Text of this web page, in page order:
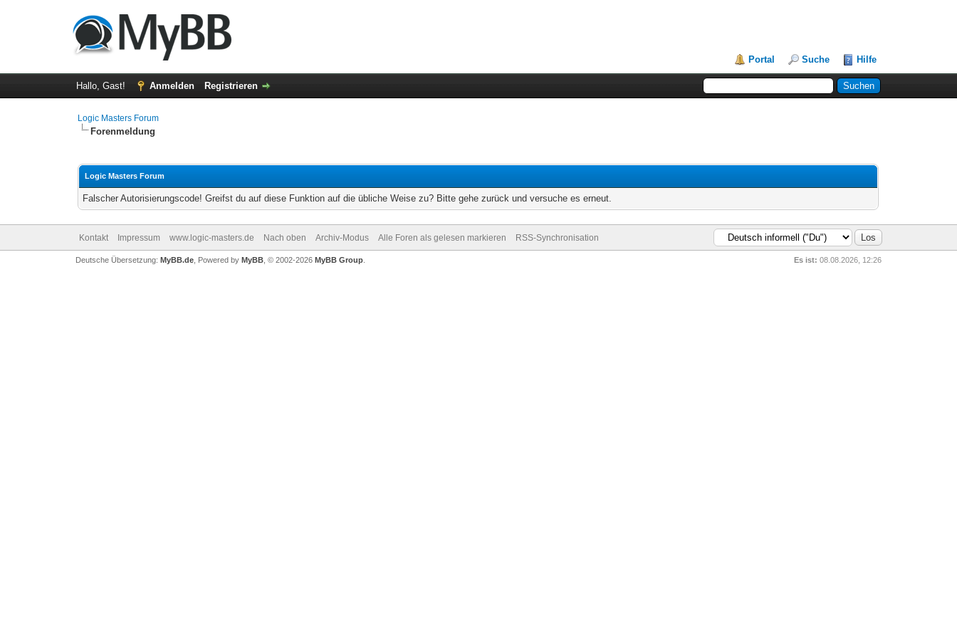
Portal Suche Hilfe
Hallo, Gast! Anmelden Registrieren
Logic Masters Forum
Forenmeldung
Logic Masters Forum
Falscher Autorisierungscode! Greifst du auf diese Funktion auf die übliche Weise zu? Bitte gehe zurück und versuche es erneut.
Kontakt Impressum www.logic-masters.de Nach oben Archiv-Modus Alle Foren als gelesen markieren RSS-Synchronisation
Es ist: 08.08.2026, 12:26
Deutsche Übersetzung: MyBB.de, Powered by MyBB, © 2002-2026 MyBB Group.